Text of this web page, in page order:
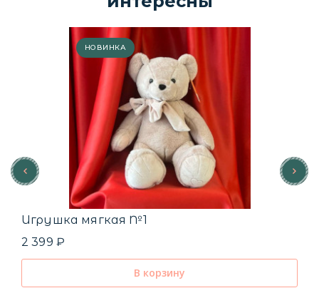
НОВИНКА
Игрушка мягкая №1
2 399 ₽
В корзину